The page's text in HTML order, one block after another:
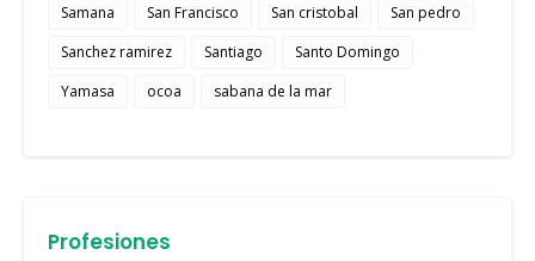
Samana
San Francisco San cristobal
San pedro
Sanchez ramirez
Santiago
Santo Domingo
Yamasa
ocoa sabana de la mar
Profesiones